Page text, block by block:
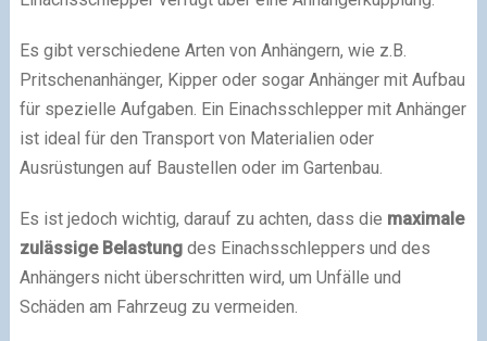
Es gibt verschiedene Arten von Anhängern, wie z.B.
Pritschenanhänger, Kipper oder sogar Anhänger mit Aufbau
für spezielle Aufgaben. Ein Einachsschlepper mit Anhänger
ist ideal für den Transport von Materialien oder
Ausrüstungen auf Baustellen oder im Gartenbau.
Es ist jedoch wichtig, darauf zu achten, dass die maximale
zulässige Belastungdes Einachsschleppers und des
Anhängers nicht überschritten wird, um Unfälle und
Schäden am Fahrzeug zu vermeiden.